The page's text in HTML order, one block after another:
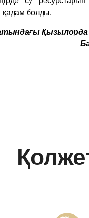
қадам болды.
Қызылорда